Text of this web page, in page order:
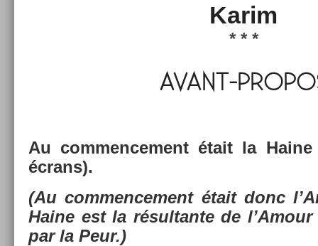
Karim
* * *
AVANT-
Au com­men­ce­ment était la
écrans).
(Au com­men­ce­ment était donc
Haine est la résul­tante de
par la Peur.)